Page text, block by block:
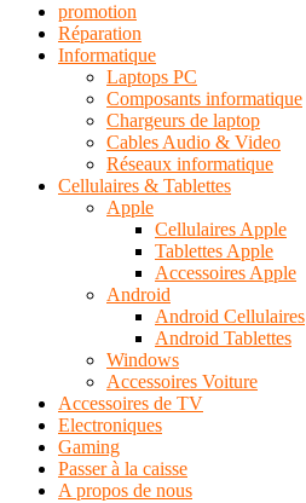
promotion
Réparation
Informatique
Laptops PC
Composants informatique
Chargeurs de laptop
Cables Audio & Video
Réseaux informatique
Cellulaires & Tablettes
Apple
Cellulaires Apple
Tablettes Apple
Accessoires Apple
Android
Android Cellulaires
Android Tablettes
Windows
Accessoires Voiture
Accessoires de TV
Electroniques
Gaming
Passer à la caisse
A propos de nous